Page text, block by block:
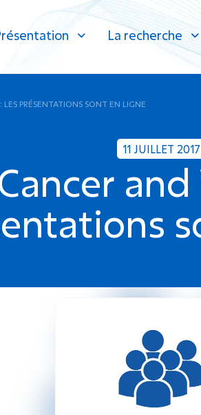
La recherche
PRÉSENTATIONS SONT EN LIGNE
11 JUILLET 2017